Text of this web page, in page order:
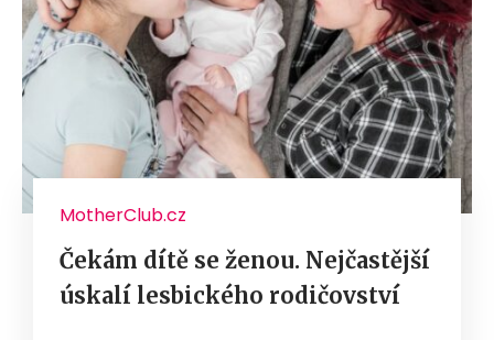
MotherClub.cz
Čekám dítě se ženou. Nejčastější
úskalí lesbického rodičovství